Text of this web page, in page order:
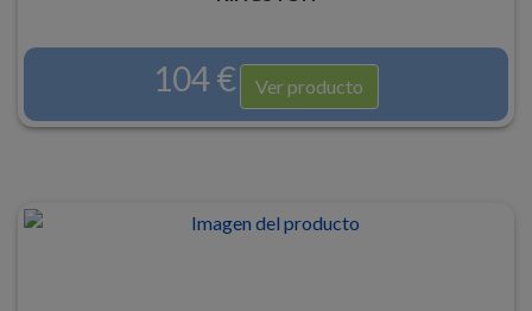
104 € Ver producto